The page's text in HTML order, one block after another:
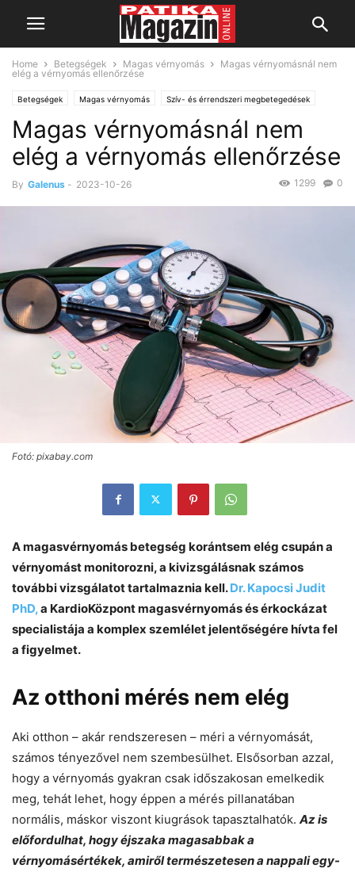
Home Betegségek Magas vérnyomás
Magas vérnyomásnál nem
elég a vérnyomás ellenőrzése
Betegségek Magas vérnyomás Szív- és érrendszeri megbetegedések
Magas vérnyomásnál nem
elég a vérnyomás ellenőrzése
By Galenus - 2023-10-26 0
1299
Fotó: pixabay.com
A magasvérnyomás betegség korántsem elég csupán a
vérnyomást monitorozni, a kivizsgálásnak számos
további vizsgálatot tartalmaznia kell.Dr. Kapocsi Judit
PhD,a KardioKözpont magasvérnyomás és érkockázat
specialistája a komplex szemlélet jelentőségére hívta fel
a figyelmet.
Az otthoni mérés nem elég
Aki otthon – akár rendszeresen – méri a vérnyomását,
számos tényezővel nem szembesülhet. Elsősorban azzal,
hogy a vérnyomás gyakran csak időszakosan emelkedik
meg, tehát lehet, hogy éppen a mérés pillanatában
normális, máskor viszont kiugrások tapasztalhatók. Az is
előfordulhat, hogy éjszaka magasabbak a
vérnyomásértékek, amiről természetesen a nappali egy-